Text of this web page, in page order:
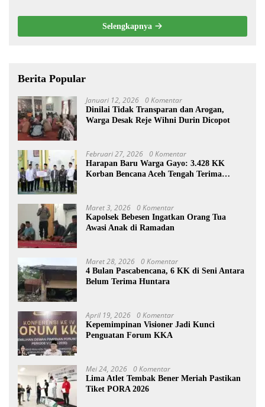
Selengkapnya
Berita Popular
Januari 12, 2026 0 Komentar
Dinilai Tidak Transparan dan Arogan,
Warga Desak Reje Wihni Durin Dicopot
Februari 27, 2026 0 Komentar
Harapan Baru Warga Gayo: 3.428 KK
Korban Bencana Aceh Tengah Terima
Maret 3, 2026 0 Komentar
Kapolsek Bebesen Ingatkan Orang Tua
Awasi Anak di Ramadan
Maret 28, 2026 0 Komentar
4 Bulan Pascabencana, 6 KK di Seni Antara
Belum Terima Huntara
April 19, 2026 0 Komentar
Kepemimpinan Visioner Jadi Kunci
Penguatan Forum KKA
Mei 24, 2026 0 Komentar
Lima Atlet Tembak Bener Meriah Pastikan
Tiket PORA 2026